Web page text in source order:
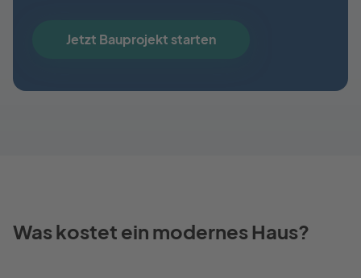
Jetzt Bauprojekt starten
Was kostet ein modernes Haus?